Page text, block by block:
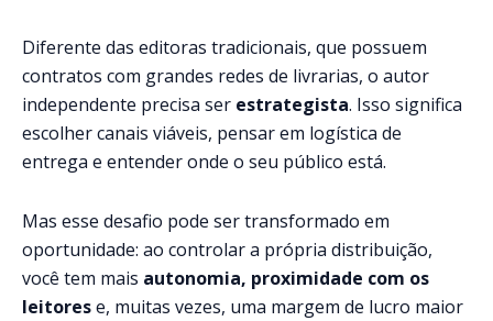
Diferente das editoras tradicionais, que possuem
contratos com grandes redes de livrarias, o autor
independente precisa ser estrategista. Isso significa
escolher canais viáveis, pensar em logística de
entrega e entender onde o seu público está.
Mas esse desafio pode ser transformado em
oportunidade: ao controlar a própria distribuição,
você tem mais autonomia, proximidade com os
leitorese, muitas vezes, uma margem de lucro maior